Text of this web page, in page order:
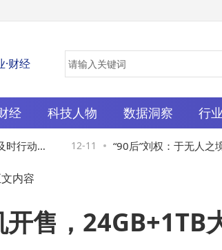
·财经
经 科技人物 数据洞察 行
行动守 12-11 “90后”刘权：于无人之境
内容
售，